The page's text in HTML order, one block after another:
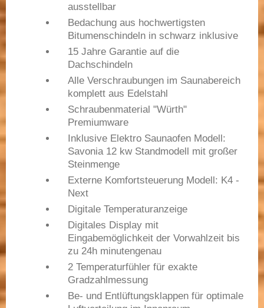
ausstellbar
Bedachung aus hochwertigsten
Bitumenschindeln in schwarz inklusive
15 Jahre Garantie auf die
Dachschindeln
Alle Verschraubungen im Saunabereich
komplett aus Edelstahl
Schraubenmaterial "Würth"
Premiumware
Inklusive Elektro Saunaofen Modell:
Savonia 12 kw Standmodell mit großer
Steinmenge
Externe Komfortsteuerung Modell: K4 -
Next
Digitale Temperaturanzeige
Digitales Display mit
Eingabemöglichkeit der Vorwahlzeit bis
zu 24h minutengenau
2 Temperaturfühler für exakte
Gradzahlmessung
Be- und Entlüftungsklappen für optimale